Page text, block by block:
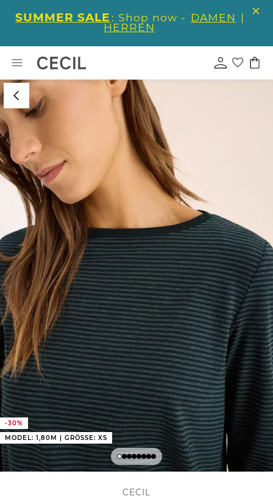
SUMMER SALE : Shop now - DAMEN |
HERREN
-30%
MODEL: 1,80M | GRÖSSE: XS
CECIL